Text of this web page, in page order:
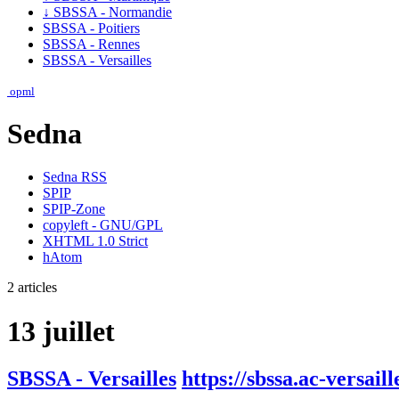
↓ SBSSA - Normandie
SBSSA - Poitiers
SBSSA - Rennes
SBSSA - Versailles
opml
Sedna
Sedna RSS
SPIP
SPIP-Zone
copyleft - GNU/GPL
XHTML 1.0 Strict
hAtom
2 articles
13 juillet
SBSSA - Versailles https://sbssa.ac-